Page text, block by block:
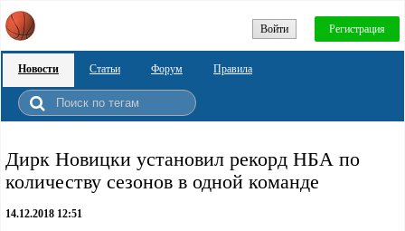
Войти Регистрация
Новости Статьи Форум Правила
Дирк Новицки установил рекорд НБА по
количеству сезонов в одной команде
14.12.2018 12:51